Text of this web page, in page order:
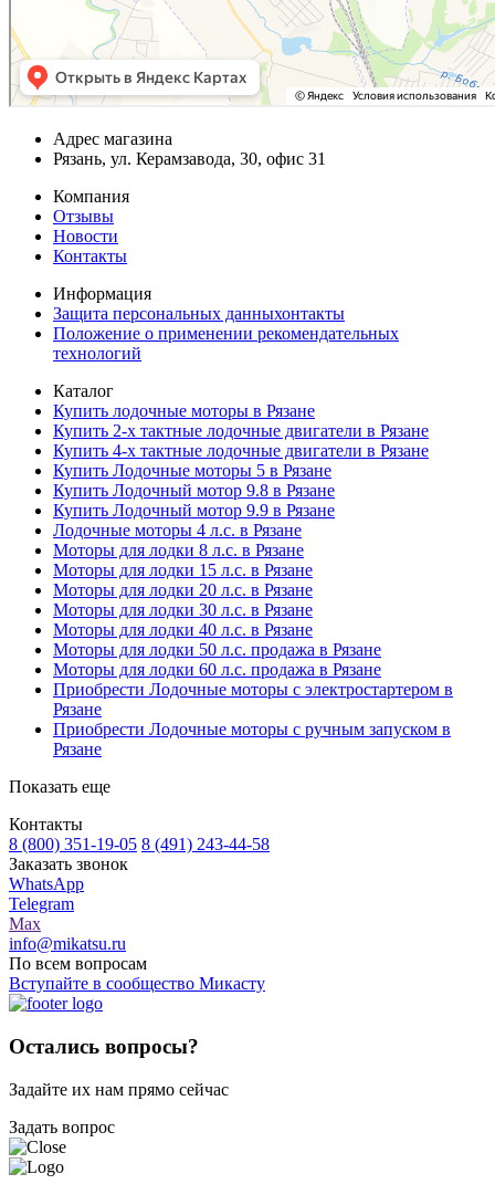
Адрес магазина
Рязань, ул. Керамзавода, 30, офис 31
Компания
Отзывы
Новости
Контакты
Информация
Защита персональных данныхонтакты
Положение о применении рекомендательных
технологий
Каталог
Купить лодочные моторы в Рязане
Купить 2-х тактные лодочные двигатели в Рязане
Купить 4-х тактные лодочные двигатели в Рязане
Купить Лодочные моторы 5 в Рязане
Купить Лодочный мотор 9.8 в Рязане
Купить Лодочный мотор 9.9 в Рязане
Лодочные моторы 4 л.с. в Рязане
Моторы для лодки 8 л.с. в Рязане
Моторы для лодки 15 л.с. в Рязане
Моторы для лодки 20 л.с. в Рязане
Моторы для лодки 30 л.с. в Рязане
Моторы для лодки 40 л.с. в Рязане
Моторы для лодки 50 л.с. продажа в Рязане
Моторы для лодки 60 л.с. продажа в Рязане
Приобрести Лодочные моторы с электростартером в
Рязане
Приобрести Лодочные моторы с ручным запуском в
Рязане
Показать еще
Контакты
8 (800) 351-19-05 8 (491) 243-44-58
Заказать звонок
WhatsApp
Telegram
Max
info@mikatsu.ru
По всем вопросам
Вступайте в сообщество Микасту
Остались вопросы?
Задайте их нам прямо сейчас
Задать вопрос